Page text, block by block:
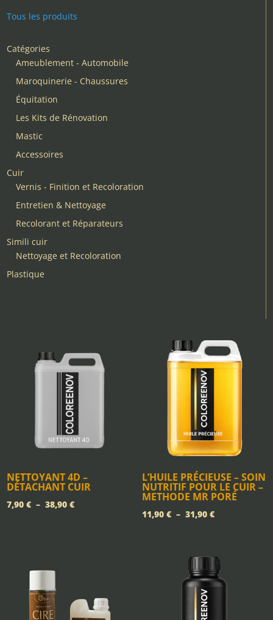
Tous les produits
Catégories
Ameublement - Automobile
Maroquinerie - Chaussures
Équitation
Les Kits de Rénovation
Mastic
Accessoires
Cuir
Vernis - Finition et Recoloration
Entretien & Nettoyage
Recolorant et Réparateurs
Simili cuir
Nettoyage et Recoloration
Plastique
NETTOYANT 4D –
DÉTACHANT CUIR
7,90€ – 38,90€Plage
L’HUILE PRÉCIEUSE – SOIN
NUTRITIF POUR LE CUIR –
METHODE MR PORÉ
11,90 € – 31,90 €Plage
11,90 €
à